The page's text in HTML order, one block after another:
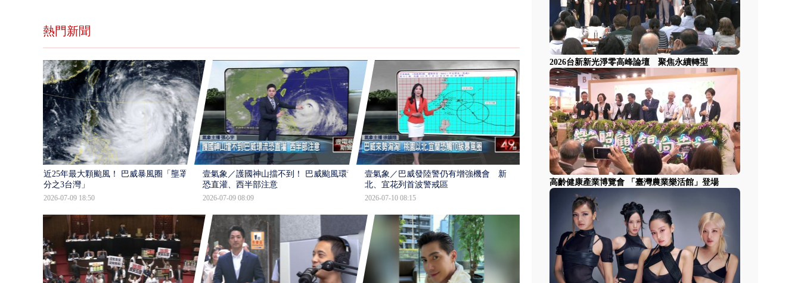
熱門新聞
近25年最大顆颱風！ 巴威暴風圈「壟罩4
分之3台灣」
2026-07-09 18:50
壹氣象／護國神山擋不到！ 巴威颱風環流
恐直灌、西半部注意
2026-07-09 08:09
壹氣象／巴威發陸警仍有增強機會 新
北、宜花列首波警戒區
2026-07-10 08:15
2026台新新光淨零高峰論壇 聚焦永續轉型
高齡健康產業博覽會 「臺灣農業樂活館」登場